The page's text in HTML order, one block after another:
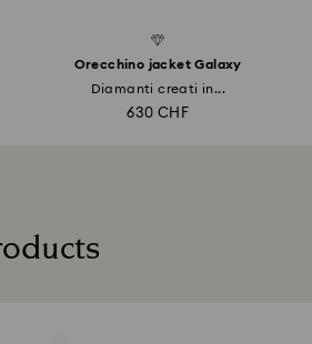
Orecchino jacket Galaxy
Diamanti creati in...
630 CHF